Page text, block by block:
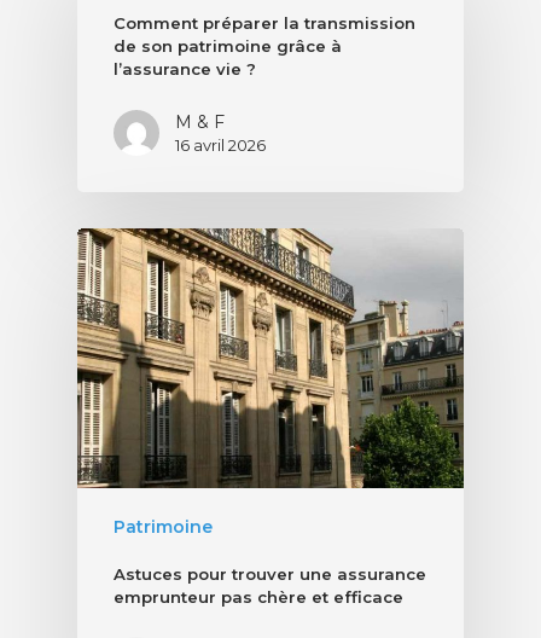
Comment préparer la transmission
de son patrimoine grâce à
l’assurance vie ?
M & F
16 avril 2026
Patrimoine
Astuces pour trouver une assurance
emprunteur pas chère et efficace